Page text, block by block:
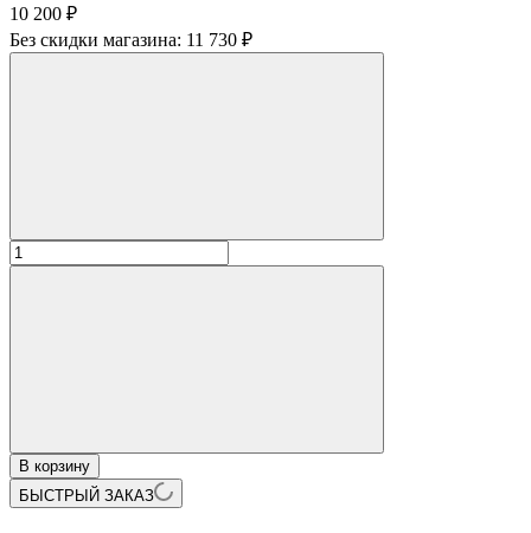
10 200 ₽
Без скидки магазина: 11 730 ₽
В корзину
БЫСТРЫЙ ЗАКАЗ